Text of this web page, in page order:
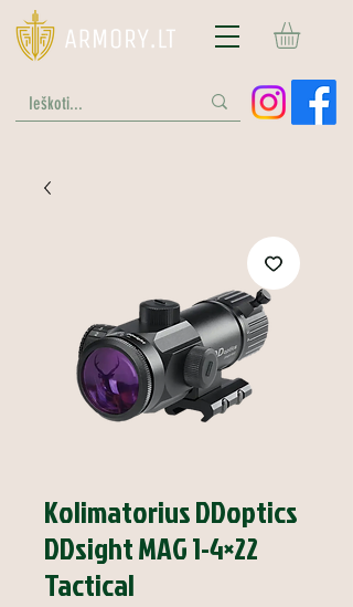
Kolimatorius DDoptics
DDsight MAG 1-4×22
Tactical